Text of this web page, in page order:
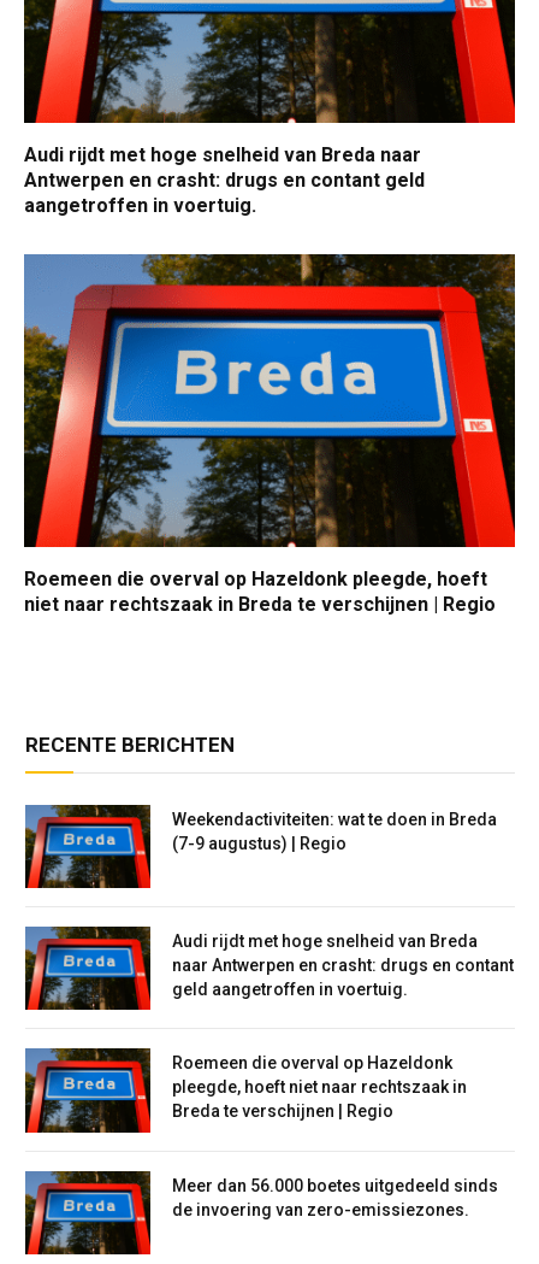
Audi rijdt met hoge snelheid van Breda naar
Antwerpen en crasht: drugs en contant geld
aangetroffen in voertuig.
Roemeen die overval op Hazeldonk pleegde, hoeft
niet naar rechtszaak in Breda te verschijnen | Regio
RECENTE BERICHTEN
Weekendactiviteiten: wat te doen in Breda
(7-9 augustus) | Regio
Audi rijdt met hoge snelheid van Breda
naar Antwerpen en crasht: drugs en contant
geld aangetroffen in voertuig.
Roemeen die overval op Hazeldonk
pleegde, hoeft niet naar rechtszaak in
Breda te verschijnen | Regio
Meer dan 56.000 boetes uitgedeeld sinds
de invoering van zero-emissiezones.